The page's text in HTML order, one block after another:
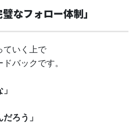
なフォロー体制」
ていく上で
バックです。
ろう」